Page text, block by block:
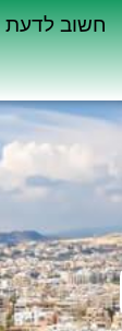
חשוב לדעת